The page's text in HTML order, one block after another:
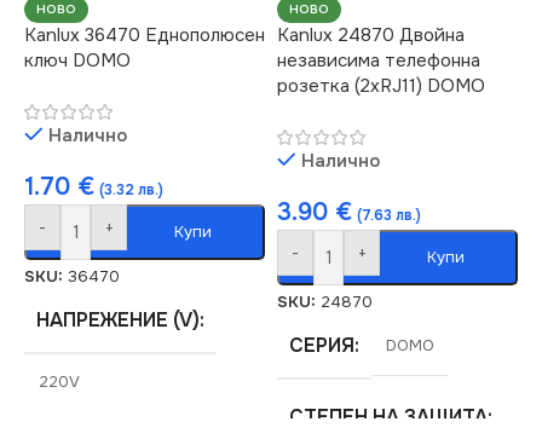
НОВО
Kanlux 36470 Еднополюсен
ключ DOMO
Налично
1.70 € (3.32 лв.)
- + Купи
SKU: 36470
НАПРЕЖЕНИЕ (V)
220V
НОВО
Kanlux 24870 Двойна
независима телефонна
розетка (2xRJ11) DOMO
Налично
3.90 € (7.63 лв.)
- + Купи
SKU: 24870
СЕРИЯ DOMO
СТЕПЕН НА ЗАЩИТА